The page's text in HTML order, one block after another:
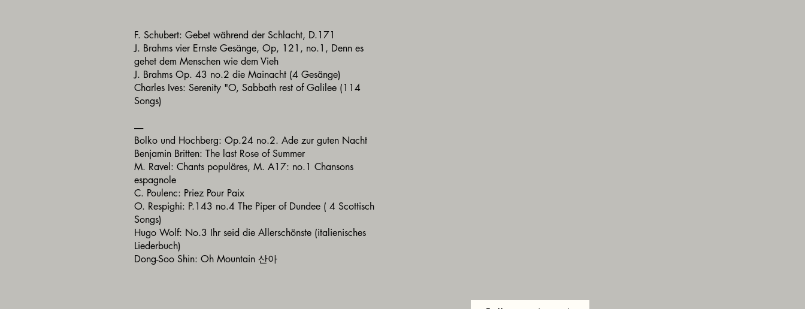
F. Schubert: Gebet während der Schlacht, D.171
J. Brahms vier Ernste Gesänge, Op, 121, no.1, Denn es
gehet dem Menschen wie dem Vieh
J. Brahms Op. 43 no.2 die Mainacht (4 Gesänge)
Charles Ives: Serenity "O, Sabbath rest of Galilee (114
Songs)
-----
Bolko und Hochberg: Op.24 no.2. Ade zur guten Nacht
Benjamin Britten: The last Rose of Summer
M. Ravel: Chants populäres, M. A17: no.1 Chansons
espagnole
C. Poulenc: Priez Pour Paix
O. Respighi: P.143 no.4 The Piper of Dundee ( 4 Scottisch
Songs)
Hugo Wolf: No.3 Ihr seid die Allerschönste (italienisches
Liederbuch)
Dong-Soo Shin: Oh Mountain 산아